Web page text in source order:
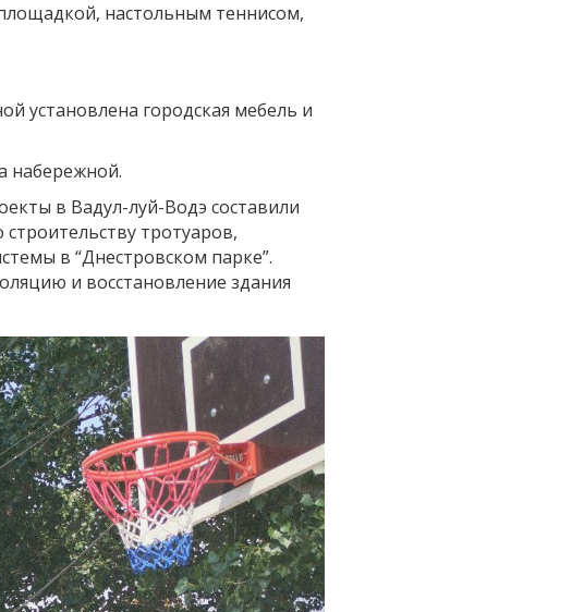
настольным теннисом,
установлена городская мебель и
набережной.
в Вадул-луй-Водэ составили
тротуаров,
в “Днестровском парке”.
и восстановление здания